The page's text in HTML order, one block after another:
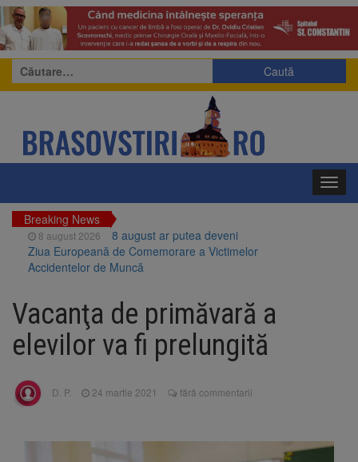
Caută
după:
Breaking News
8 august 2026
8 august ar putea deveni
Ziua Europeană de Comemorare a Victimelor
Accidentelor de Muncă
fostului complex Duplex 91, de lângă Piața
Star
8 august 2026
Ungaria renunță la apelul
pentru reducerea consumului de energie.
Nivelul Dunării a început să crească
Iluminat cere reducerea luminii pe timpul
nopții, nu oprirea iluminatului public
– Poiana Brașov după un accident. Două
Vacanţa de primăvară a
elevilor va fi prelungită
D. P. 24 martie 2021 fără commentarii